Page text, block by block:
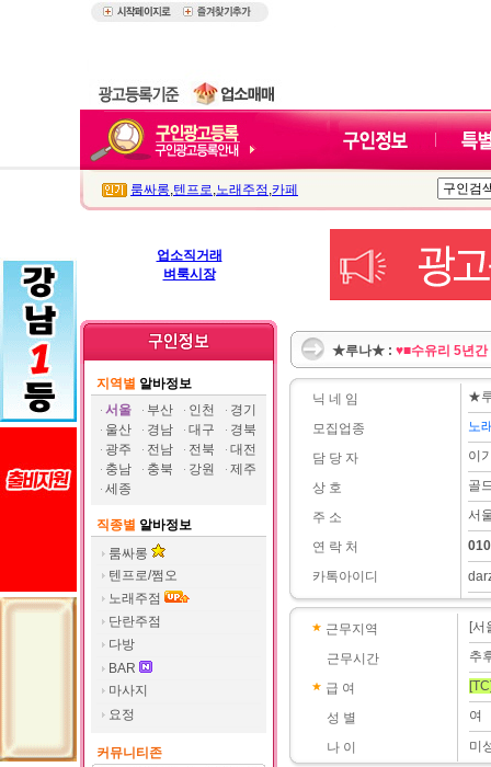
룸싸롱,텐프로,노래주점 ,카페
업소직거래
벼룩시장
지역별 알바정보
서울
부산 인천
경기
울산
경남 대구
경북
광주
전남 전북
대전
충남
충북 강원
제주
세종
직종별 알바정보
룸싸롱
텐프로/쩜오
노래주점
단란주점
다방
BAR
마사지
요정
커뮤니티존
★루나★ : ♥■수유리 5년
닉 네 임
모집업종
담 당 자
상 호
주 소
연 락 처
카톡아이디
★
노
이
골
서
근무지역
근무시간
급 여
성 별
나 이
[서
추
여
미